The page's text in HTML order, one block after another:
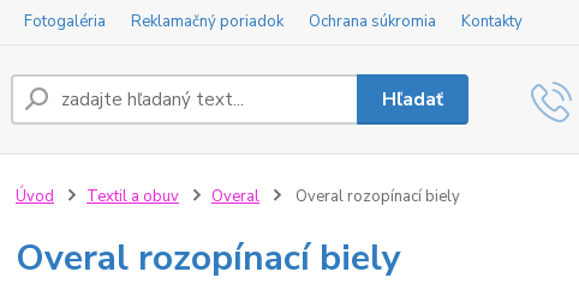
Fotogaléria Reklamačný poriadok Ochrana súkromia Kontakty
Hľadať
Úvod Textil a obuv Overal Overal rozopínací biely
Overal rozopínací biely